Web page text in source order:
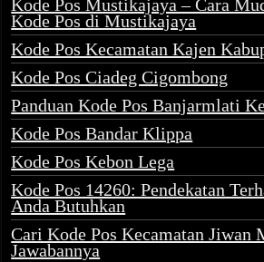
Kode Pos Mustikajaya – Cara
Kode Pos di Mustikajaya
Kode Pos Kecamatan Kajen
Kode Pos Ciadeg Cigombong
Panduan Kode Pos Banjarmlati
Kode Pos Bandar Klippa
Kode Pos Kebon Lega
Kode Pos 14260: Pendekatan
Anda Butuhkan
Cari Kode Pos Kecamatan Jiwan
Jawabannya